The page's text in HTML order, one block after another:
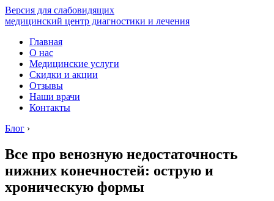
Версия для слабовидящих
медицинский центр диагностики и лечения
Главная
О нас
Медицинские услуги
Скидки и акции
Отзывы
Наши врачи
Контакты
Блог ›
Все про венозную недостаточность
нижних конечностей: острую и
хроническую формы